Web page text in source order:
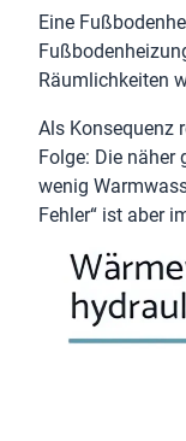
Eine
Räumlichkeiten
Als Konsequenz
Folge: Die näher
wenig
Fehler“ ist aber